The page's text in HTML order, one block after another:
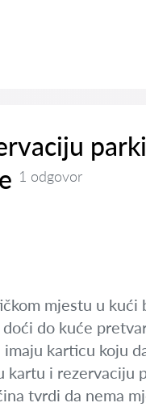
1 odgovor
mjestu u kući
do kuće
karticu koju
i rezervaciju
tvrdi da nema